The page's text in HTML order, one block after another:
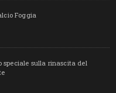
Foggia
speciale sulla rinascita del